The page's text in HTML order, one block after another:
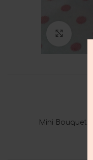
Mini Bouquet